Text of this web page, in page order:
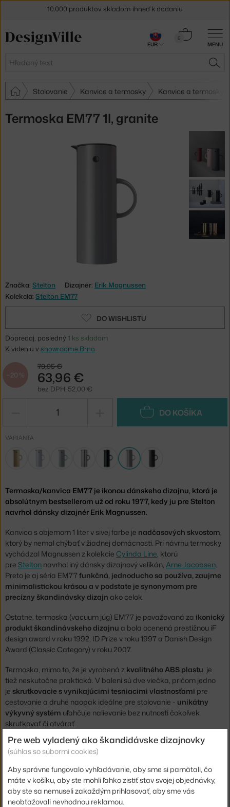
MENU
Hľadať
0
Košík
Stolovanie Kanvice a termosky Kanvice a termosky
Termoska EM77 1l, granite
Značka: Stelton Dizajnér: Erik Magnussen
Kolekcia: Stelton EM77
DO WISHLISTU
Dopredaj, posledný 1 ks skladom
K videniu v showroome Brno
−20 %
79,95 €
63,96 €
bez DPH: 52,00 €
DO KOŠÍKA
VARIANTA
Termoska/kanvica EM77 je ikonou dánskeho dizajnu, ktorá je
absolútnym bestsellerom už od roku 1977, kedy ju pre Stelton
navrhol dánsky dizajnér Erik Magnussen.
Kanvica s objemom 1 liter v sivej farbe je nadčasových skvostom,
ktorý by nemal chýbať v žiadnej domácnosti. Pri návrhu termosky
vychádzal Magnussen z kolekcie Cylinda Line, ktorú
pre Stelton navrhol iný dánsky dizajnový velikán, Arne Jacobsen.
Preto je aj séria EM77funkčná, jednoducho sa používa, zaujme
minimalistickou krásou a v podstate je synonymom pre
precízny škandinávsky dizajn ako celok.
Ostatne, termoska (vacuum júg) EM77 je považovaná za ikonický
produkt škandinávskeho dizajnu a bola ocenená prestížnou iF
design award v roku 1992, ID Prize v roku 1997 a Danish Design
Award (Classic Category) v roku 2007.
Termoska, mimo to, že je vyrobená z kvalitného ABS plastu, je
tiež neskutočne praktická. V balení sú dve viečka, pričom jedno
je skrutkovacie s vynikajúcimi tesniacimi vlastnosťami pre
cestovanie a druhé naopak ideálne pre stolovanie - unikátny
výkyvný systém uľahčuje nalievanie bez nutnosti čokoľvek
skrutkovať či otvárať.
Výška:
31 cm
Šírka:
13,5 cm
Farba:
sivá
30 dní na vrátenie tovaru
EUR
Pre web vyladený ako škandidávske dizajnovky
(súhlas so súbormi cookies)
Aby správne fungovalo vyhľadávanie, aby sme si pamätali, čo
máte v košíku, aby ste mohli ľahko zistiť stav svojej objednávky,
aby ste sa nemuseli zakaždým prihlasovať, aby sme vás
neobťažovali nevhodnou reklamou.